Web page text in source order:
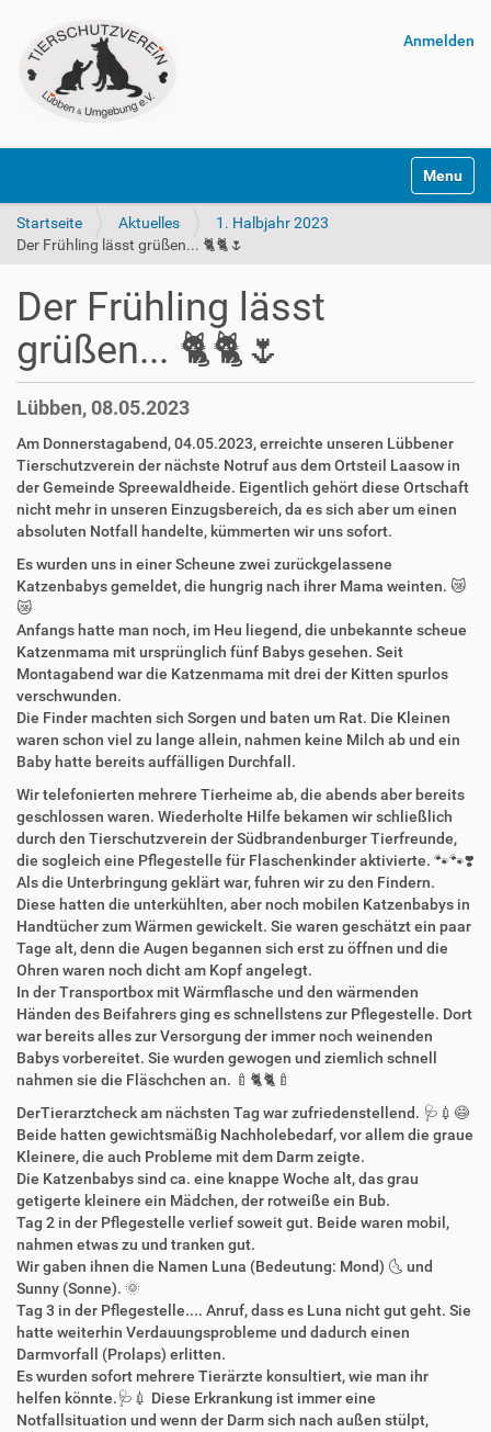
Anmelden
Startseite Aktuelles
1. Halbjahr 2023
Der Frühling lässt grüßen... 🐈🐈🌷
Der Frühling lässt
grüßen... 🐈🐈🌷
Lübben, 08.05.2023
Am Donnerstagabend, 04.05.2023, erreichte unseren Lübbener
Tierschutzverein der nächste Notruf aus dem Ortsteil Laasow in
der Gemeinde Spreewaldheide. Eigentlich gehört diese Ortschaft
nicht mehr in unseren Einzugsbereich, da es sich aber um einen
absoluten Notfall handelte, kümmerten wir uns sofort.
Es wurden uns in einer Scheune zwei zurückgelassene
Katzenbabys gemeldet, die hungrig nach ihrer Mama weinten. 😿
😿
Anfangs hatte man noch, im Heu liegend, die unbekannte scheue
Katzenmama mit ursprünglich fünf Babys gesehen. Seit
Montagabend war die Katzenmama mit drei der Kitten spurlos
verschwunden.
Die Finder machten sich Sorgen und baten um Rat. Die Kleinen
waren schon viel zu lange allein, nahmen keine Milch ab und ein
Baby hatte bereits auffälligen Durchfall.
Wir telefonierten mehrere Tierheime ab, die abends aber bereits
geschlossen waren. Wiederholte Hilfe bekamen wir schließlich
durch den Tierschutzverein der Südbrandenburger Tierfreunde,
die sogleich eine Pflegestelle für Flaschenkinder aktivierte. 🐾🐾❣️
Als die Unterbringung geklärt war, fuhren wir zu den Findern.
Diese hatten die unterkühlten, aber noch mobilen Katzenbabys in
Handtücher zum Wärmen gewickelt. Sie waren geschätzt ein paar
Tage alt, denn die Augen begannen sich erst zu öffnen und die
Ohren waren noch dicht am Kopf angelegt.
In der Transportbox mit Wärmflasche und den wärmenden
Händen des Beifahrers ging es schnellstens zur Pflegestelle. Dort
war bereits alles zur Versorgung der immer noch weinenden
Babys vorbereitet. Sie wurden gewogen und ziemlich schnell
nahmen sie die Fläschchen an. 🍼🐈🐈🍼
DerTierarztcheck am nächsten Tag war zufriedenstellend. 🩺💉😷
Beide hatten gewichtsmäßig Nachholebedarf, vor allem die graue
Kleinere, die auch Probleme mit dem Darm zeigte.
Die Katzenbabys sind ca. eine knappe Woche alt, das grau
getigerte kleinere ein Mädchen, der rotweiße ein Bub.
Tag 2 in der Pflegestelle verlief soweit gut. Beide waren mobil,
nahmen etwas zu und tranken gut.
Wir gaben ihnen die Namen Luna (Bedeutung: Mond) 🌜 und
Sunny (Sonne). 🌞
Tag 3 in der Pflegestelle.... Anruf, dass es Luna nicht gut geht. Sie
hatte weiterhin Verdauungsprobleme und dadurch einen
Darmvorfall (Prolaps) erlitten.
Es wurden sofort mehrere Tierärzte konsultiert, wie man ihr
helfen könnte.🩺💉 Diese Erkrankung ist immer eine
Notfallsituation und wenn der Darm sich nach außen stülpt,